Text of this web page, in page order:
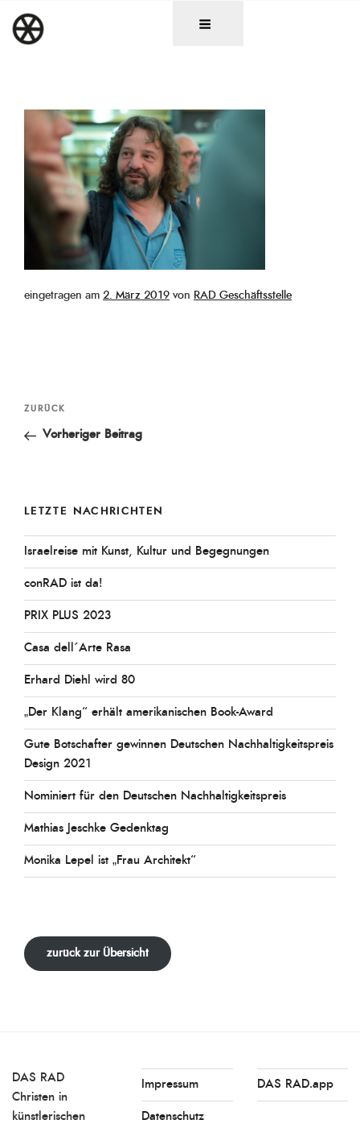
Inhalt
springen
eingetragen am Veröffentlicht
2. März 2019 von RAD Geschäftsstelle
Beitragsnavigation
Vorheriger
Beitrag
ZURÜCK
Vorheriger Beitrag
LETZTE NACHRICHTEN
Israelreise mit Kunst, Kultur und Begegnungen
conRAD ist da!
PRIX PLUS 2023
Casa dell´Arte Rasa
Erhard Diehl wird 80
„Der Klang“ erhält amerikanischen Book-Award
Gute Botschafter gewinnen Deutschen Nachhaltigkeitspreis
Design 2021
Nominiert für den Deutschen Nachhaltigkeitspreis
Mathias Jeschke Gedenktag
Monika Lepel ist „Frau Architekt“
zurück zur Übersicht
DAS RAD
Christen in
künstlerischen
Impressum
Datenschutz
DAS RAD.app